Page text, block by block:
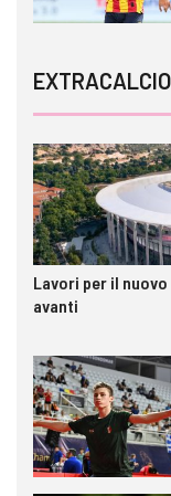
EXTRACALCIO
Lavori per il
avanti